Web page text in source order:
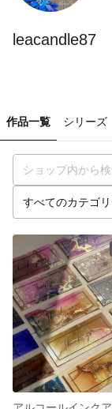
leacandle87
作品一覧 シリーズ